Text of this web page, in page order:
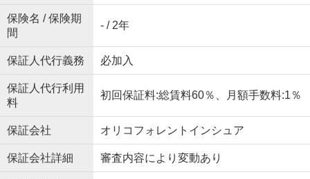
保険名 / 保険期
間
- / 2年
保証人代行義務 必加入
保証人代行利用
料
初回保証料:総賃料60％、月額手数料:1％
保証会社 オリコフォレントインシュア
保証会社詳細 審査内容により変動あり